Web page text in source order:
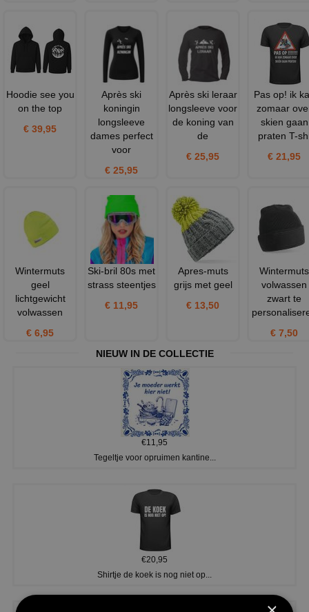
Hoodie see you
on the top
€ 39,95
Après ski
koningin
longsleeve
dames perfect
voor
€ 25,95
Après ski leraar
longsleeve voor
de koning van
de
€ 25,95
Pas op! ik
zomaar
skien gaan
praten T-
€ 21,95
Wintermuts
geel
lichtgewicht
volwassen
€ 6,95
Ski-bril 80s met
strass steentjes
€ 11,95
Apres-muts
grijs met geel
€ 13,50
Wintermuts
volwassen
zwart te
€ 7,50
NIEUW IN DE COLLECTIE
€11,95
Tegeltje voor opruimen kantine...
€20,95
Shirtje de koek is nog niet op...